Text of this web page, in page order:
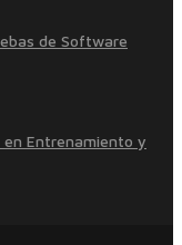
de Software
Entrenamiento y